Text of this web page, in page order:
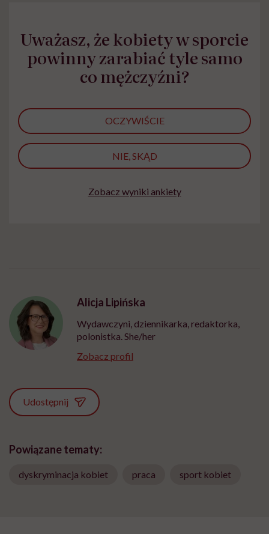
wyobraźni"
Uważasz, że kobiety w sporcie
powinny zarabiać tyle samo
co mężczyźni?
OCZYWIŚCIE
NIE, SKĄD
Zobacz wyniki ankiety
Alicja Lipińska
Wydawczyni, dziennikarka, redaktorka,
polonistka. She/her
Zobacz profil
Udostępnij
Powiązane tematy:
dyskryminacja kobiet praca sport kobiet